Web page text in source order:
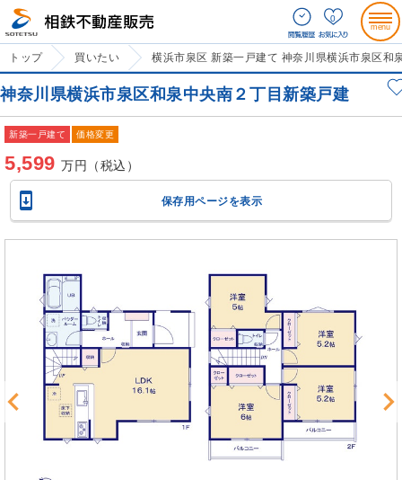
0
トップ 買いたい 横浜市泉区 新築一戸建て 神奈川県横浜市泉区和
神奈川県横浜市泉区和泉中央南２丁目新築戸建
新築一戸建て 価格変更
5,599万円（税込）
 保存用ページを表示